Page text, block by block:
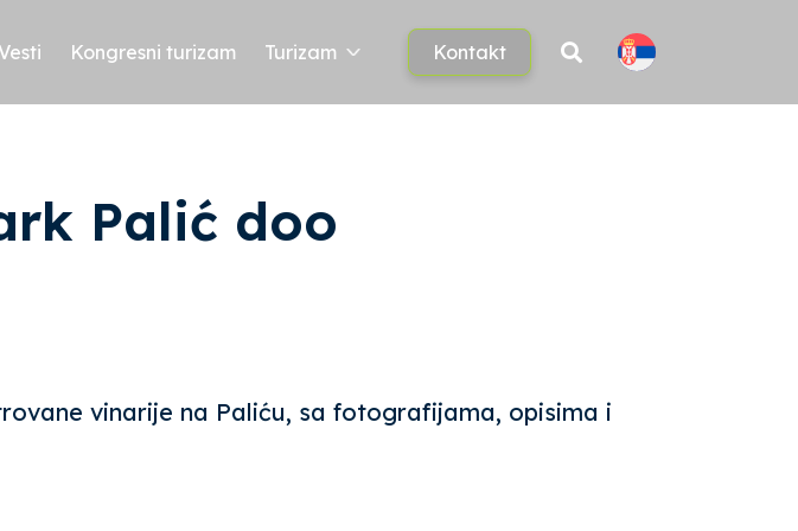
Kongresni turizam Turizam Kontakt
Palić doo
vinarije na Paliću, sa fotografijama, opisima i